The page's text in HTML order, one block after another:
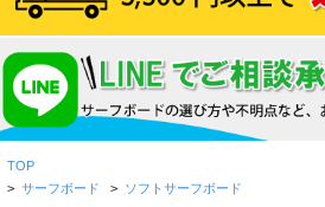
TOP
> サーフボード > ソフトサーフボード